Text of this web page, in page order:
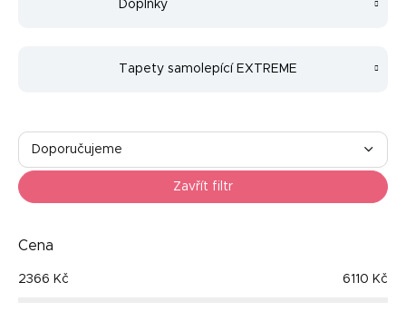
Doplňky
Tapety samolepící EXTREME
Ř
z
e
n
p
o
Doporučujeme
Nejprodávanější
Abecedně
Zavřít filtr
Cena
2366 Kč 6110 Kč